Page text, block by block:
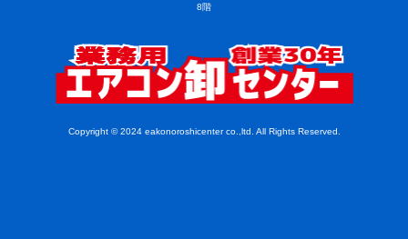
8階
Copyright © 2024 eakonoroshicenter co.,ltd. All Rights Reserved.